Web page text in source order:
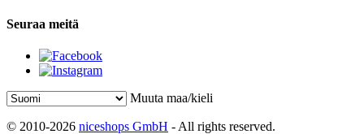
Seuraa meitä
Muuta maa/kieli
© 2010-2026 niceshops GmbH - All rights reserved.